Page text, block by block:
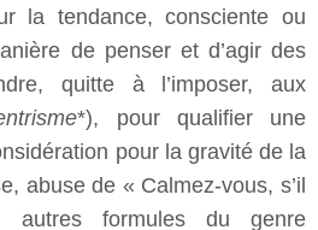
la tendance, consciente ou
de penser et d’agir des
quitte à l’imposer, aux
*), pour qualifier une
pour la gravité de la
abuse de « Calmez-vous, s’il
formules du genre